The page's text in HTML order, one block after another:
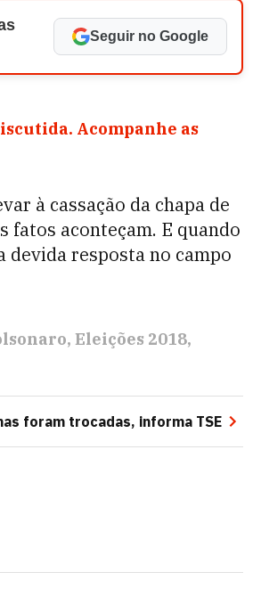
Seguir no Google
Acompanhe as
à cassação da chapa de
fatos aconteçam. E quando
devida resposta no campo
Eleições 2018
foram trocadas, informa TSE